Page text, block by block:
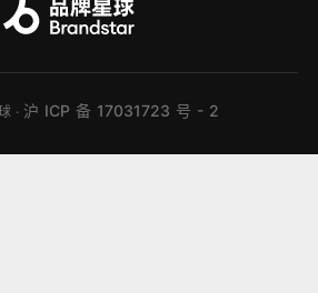
· 沪 ICP 备 17031723 号 - 2